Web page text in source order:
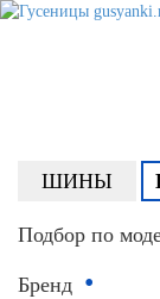
ШИНЫ
Подбор по
Бренд •